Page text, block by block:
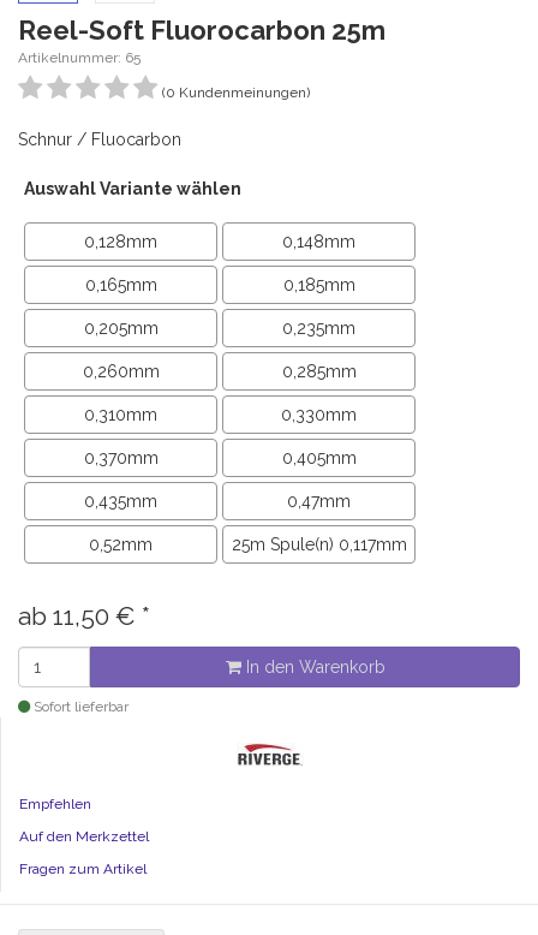
Reel-Soft Fluorocarbon 25m
Artikelnummer: 65
(0 Kundenmeinungen)
Schnur / Fluocarbon
Auswahl Variante wählen
0,128mm 0,148mm
0,165mm 0,185mm
0,205mm 0,235mm
0,260mm 0,285mm
0,310mm 0,330mm
0,370mm 0,405mm
0,435mm 0,47mm
0,52mm 25m Spule(n) 0,117mm
ab 11,50 € *
In den Warenkorb
Sofort lieferbar
Empfehlen
Auf den Merkzettel
Fragen zum Artikel